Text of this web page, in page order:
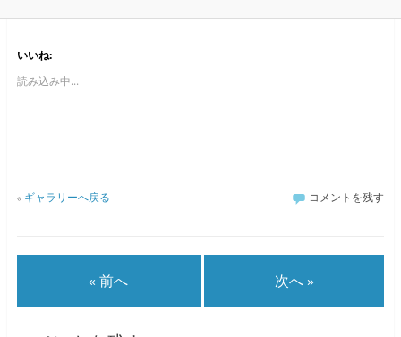
いいね:
読み込み中...
« ギャラリーへ戻る コメントを残す
« 前へ 次へ »